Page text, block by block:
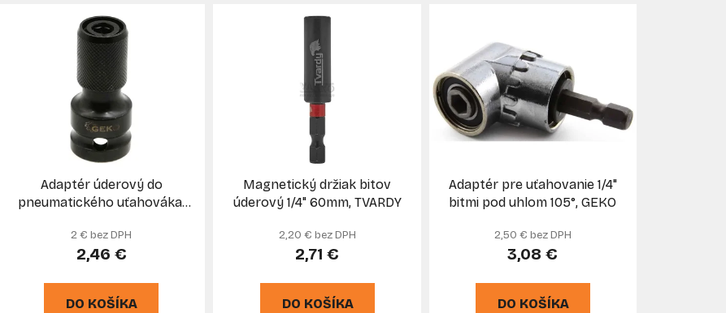
e
p
r
o
u
k
Adaptér úderový do
pneumatického uťahováka,
GEKO
2 € bez DPH
2,46 €
DO KOŠÍKA
Magnetický držiak bitov
úderový 1/4" 60mm, TVARDY
2,20 € bez DPH
2,71 €
DO KOŠÍKA
Adaptér pre uťahovanie 1/4"
bitmi pod uhlom 105°, GEKO
2,50 € bez DPH
3,08 €
DO KOŠÍKA